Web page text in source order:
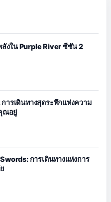
งใน Purple River ซีซัน 2
ารเดินทางสุดระทึกแห่งความ
ณอยู่
การเดินทางแห่งการ